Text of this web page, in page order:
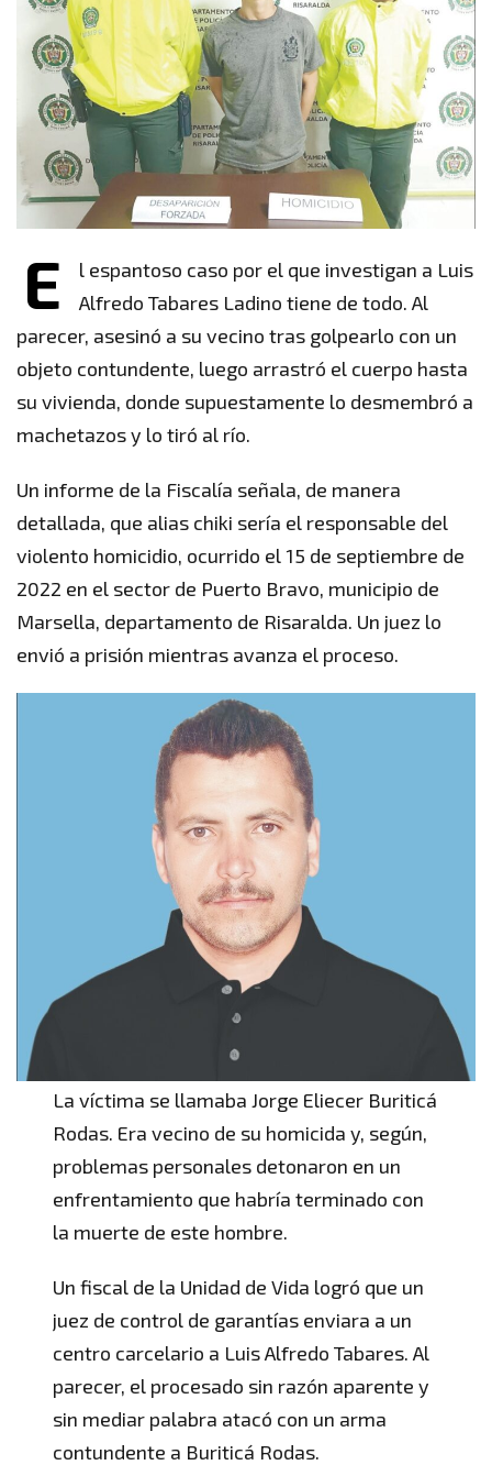
E
l espantoso caso por el que investigan a Luis
Alfredo Tabares Ladino tiene de todo. Al
parecer, asesinó a su vecino tras golpearlo con un
objeto contundente, luego arrastró el cuerpo hasta
su vivienda, donde supuestamente lo desmembró a
machetazos y lo tiró al río.
Un informe de la Fiscalía señala, de manera
detallada, que alias chiki sería el responsable del
violento homicidio, ocurrido el 15 de septiembre de
2022 en el sector de Puerto Bravo, municipio de
Marsella, departamento de Risaralda. Un juez lo
envió a prisión mientras avanza el proceso.
La víctima se llamaba Jorge Eliecer Buriticá
Rodas. Era vecino de su homicida y, según,
problemas personales detonaron en un
enfrentamiento que habría terminado con
la muerte de este hombre.
Un fiscal de la Unidad de Vida logró que un
juez de control de garantías enviara a un
centro carcelario a Luis Alfredo Tabares. Al
parecer, el procesado sin razón aparente y
sin mediar palabra atacó con un arma
contundente a Buriticá Rodas.